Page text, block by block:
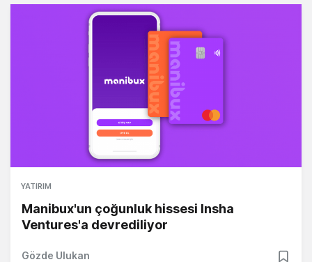
YATIRIM
Manibux'un çoğunluk hissesi Insha
Ventures'a devrediliyor
Gözde Ulukan